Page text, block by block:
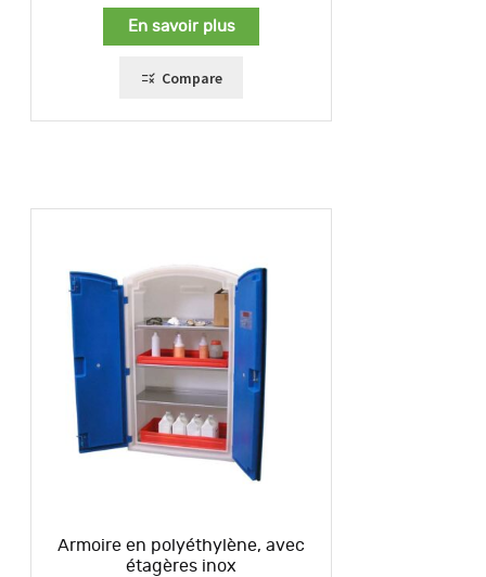
En savoir plus
Compare
Armoire en polyéthylène, avec
étagères inox